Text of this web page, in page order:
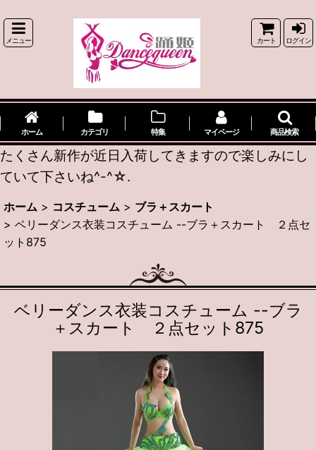
メニュー カート ログイン
ホーム カテゴリ 特集 マイページ 商品検索
たくさん新作が近日入荷してきますので楽しみにし
ていて下さいね^-^☆.
ホーム > コスチューム > ブラ＋スカート
> ベリーダンス衣装コスチューム --ブラ＋スカート ２点セ
ット875
ベリーダンス衣装コスチューム --ブラ
＋スカート ２点セット875